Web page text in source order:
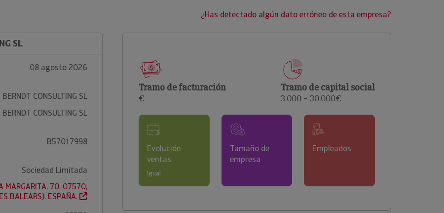
clientes.
¿Has detectado algún dato erróneo de esta empresa?
SL
08 agosto 2026
BERNDT CONSULTING SL
BERNDT CONSULTING SL
B57017998
Sociedad Limitada
MARGARITA, 70. 07570,
BALEARS). ESPAÑA.
Tramo de facturación
€
Tramo de capital social
3.000 – 30.000€
Evolución
ventas
Igual
Tamaño de
empresa
Empleados